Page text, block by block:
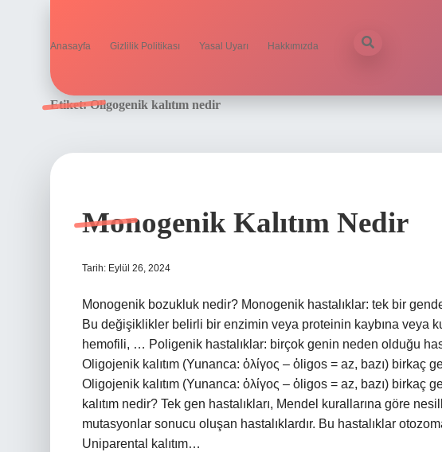
Anasayfa Gizlilik Politikası Yasal Uyarı Hakkımızda
Etiket:Oligogenik kalıtım nedir
Monogenik Kalıtım Nedir
Tarih: Eylül 26, 2024
Monogenik bozukluk nedir? Monogenik hastalıklar: tek bir
Bu değişiklikler belirli bir enzimin veya proteinin kaybına veya
hemofili, … Poligenik hastalıklar: birçok genin neden olduğu
Oligojenik kalıtım (Yunanca: ὀλίγος – ὀligos = az, bazı) birkaç
Oligojenik kalıtım (Yunanca: ὀλίγος – ὀligos = az, bazı) birkaç
kalıtım nedir? Tek gen hastalıkları, Mendel kurallarına göre
mutasyonlar sonucu oluşan hastalıklardır. Bu hastalıklar
Uniparental kalıtım…